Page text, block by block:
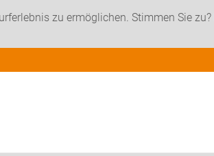
zu ermöglichen. Stimmen Sie zu?